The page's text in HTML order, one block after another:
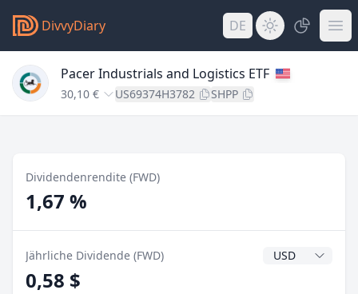
DivvyDiary DE
Pacer Industrials and Logistics ETF
30,10 € US69374H3782 SHPP
Dividendenrendite (FWD)
1,67 %
Jährliche Dividende (FWD)
0,58 $